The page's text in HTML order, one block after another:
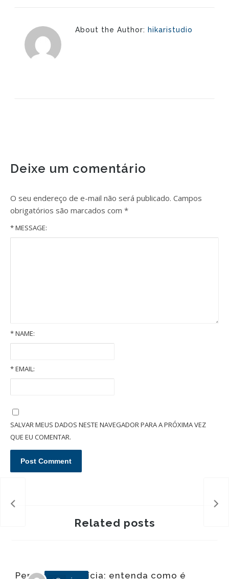
About the Author: hikaristudio
Deixe um comentário
O seu endereço de e-mail não será publicado. Campos
obrigatórios são marcados com *
* MESSAGE:
*NAME:
*EMAIL:
SALVAR MEUS DADOS NESTE NAVEGADOR PARA A PRÓXIMA VEZ
QUE EU COMENTAR.
Related posts
Pensão alimentícia: entenda como é